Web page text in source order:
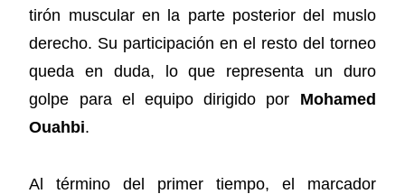
tirón muscular en la parte posterior del muslo
derecho. Su participación en el resto del torneo
queda en duda, lo que representa un duro
golpe para el equipo dirigido por Mohamed
Ouahbi.
Al término del primer tiempo, el marcador